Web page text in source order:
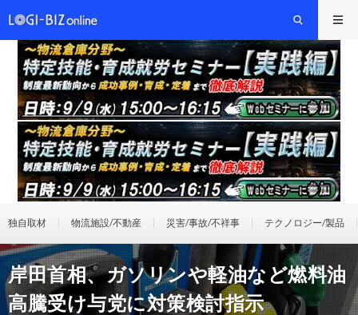
独自取材 物流施設/不動産 災害/事故/不祥事 テクノロジー/製品
岸田首相、ガソリンや軽油など燃料油
高騰受け与党に対策検討指示